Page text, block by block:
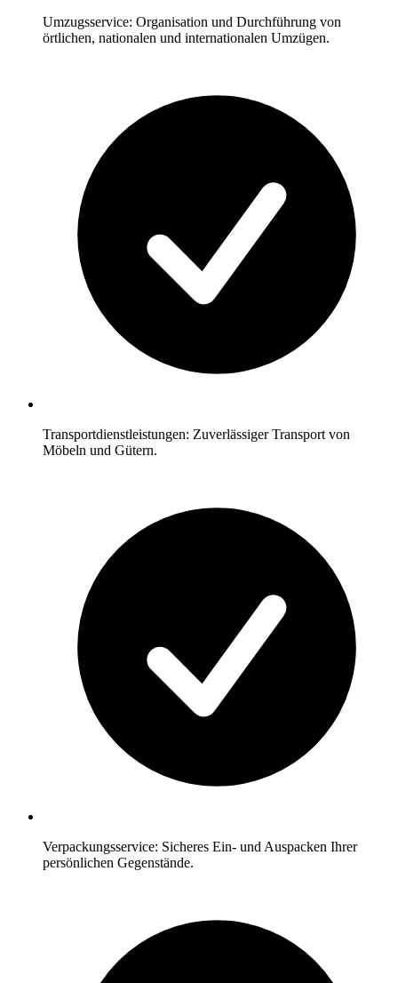
Umzugsservice: Organisation und Durchführung von
örtlichen, nationalen und internationalen Umzügen.
Transportdienstleistungen: Zuverlässiger Transport von
Möbeln und Gütern.
Verpackungsservice: Sicheres Ein- und Auspacken Ihrer
persönlichen Gegenstände.